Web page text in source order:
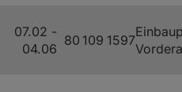
07.02 -
04.06
80 109 1597